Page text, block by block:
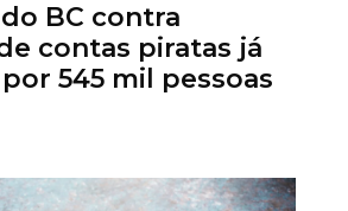
BC contra
contas piratas já
545 mil pessoas